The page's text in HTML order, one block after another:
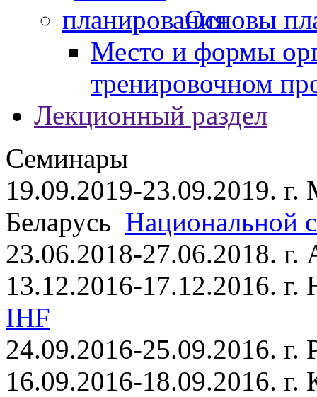
Основы
Место и формы
тренировочном
Лекционный раздел
Семинары
19.09.2019-23.09.2019. г.
Беларусь Национальной
23.06.2018-27.06.2018.
13.12.2016-17.12.2016.
IHF
24.09.2016-25.09.2016. г.
16.09.2016-18.09.2016.